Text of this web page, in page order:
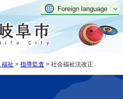
Foreign language
福祉 > 指導監査 > 社会福祉法改正